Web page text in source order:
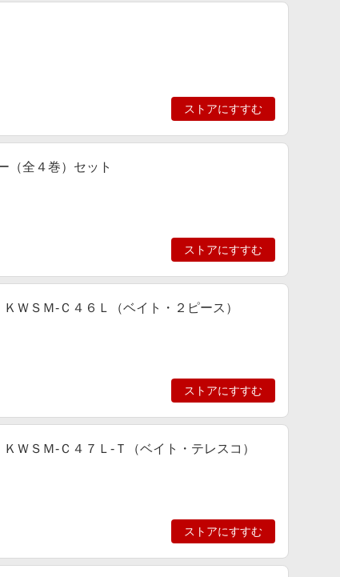
ストアにすすむ
（全４巻）セット
ストアにすすむ
ＷＳＭ-Ｃ４６Ｌ（ベイト・２ピース）
ストアにすすむ
ＷＳＭ-Ｃ４７Ｌ-Ｔ（ベイト・テレスコ）
ストアにすすむ